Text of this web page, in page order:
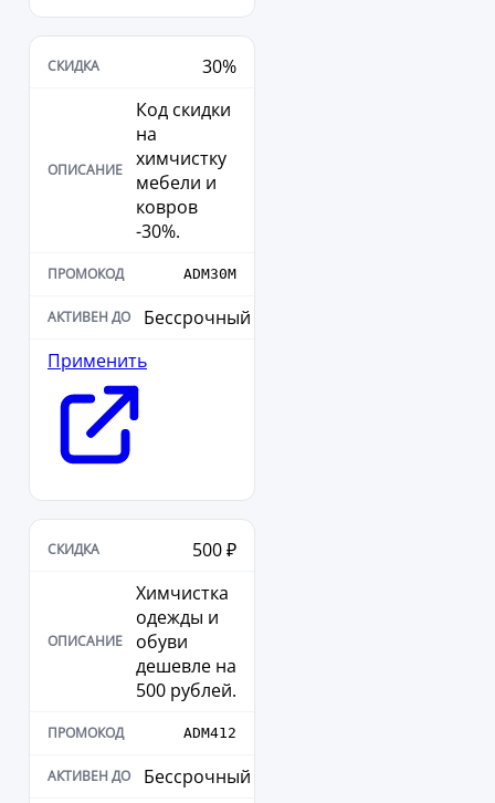
30%
Код скидки
на
химчистку
мебели и
ковров
-30%.
ADM30M
Бессрочный
Применить
500 ₽
Химчистка
одежды и
обуви
дешевле на
500 рублей.
ADM412
Бессрочный